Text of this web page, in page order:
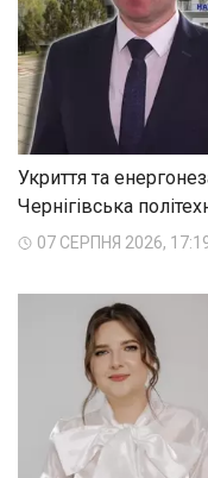
Укриття та
Чернігівська
07 СЕРПНЯ 2026,